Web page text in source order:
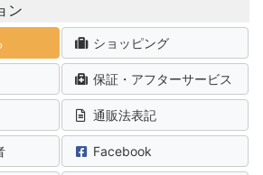
ン
ショッピング
保証・アフターサービス
通販法表記
Facebook